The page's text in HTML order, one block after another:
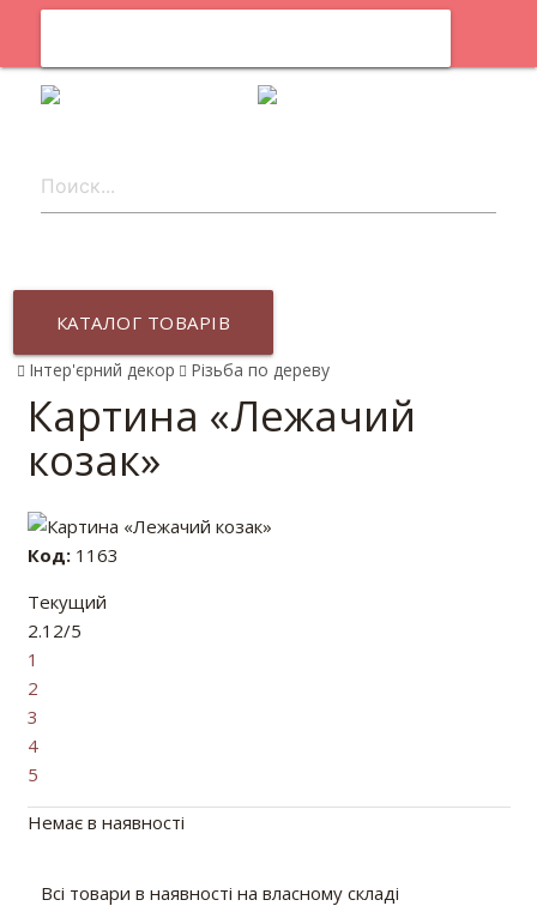
КАТАЛОГ ТОВАРІВ
Інтер'єрний декор Різьба по дереву
Картина «Лежачий
козак»
Код:1163
Текущий
2.12/5
1
2
3
4
5
Немає в наявності
Всі товари в наявності на власному складі